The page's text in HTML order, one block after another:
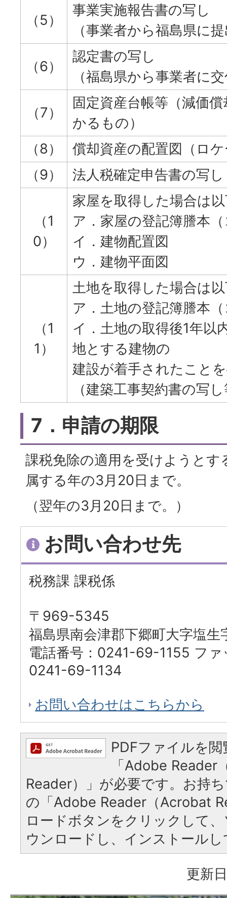
（5）
事業実施報告書の写し
（事業者から福島県に
（6）
認定書の写し
（福島県から事業者に
（7）
固定資産台帳等（減価
かるもの）
（8）
償却資産の配置図（ロ
（9）
法人税確定申告書の写し
（1
0）
家屋を取得した場合は
ア．家屋の登記簿謄本
イ．建物配置図
ウ．建物平面図
（1
1）
土地を取得した場合は
ア．土地の登記簿謄本
イ．土地の取得後1年以
地とする建物の
建設が着手されたこと
（建築工事契約書の写
7．申請の期限
課税免除の適用を受けようとす
属する年の3月20日まで。
（翌年の3月20日まで。）
お問い合わせ先
税務課 課税係
〒969-5345
福島県南会津郡下郷町大字塩
電話番号：0241-69-1155 ファ
0241-69-1134
お問い合わせはこちらから
PDFファイルを
「Adobe Reader
Reader）」が必要です。お持
の「Adobe Reader（Acrobat
ロードボタンをクリックして
ウンロードし、インストール
更新